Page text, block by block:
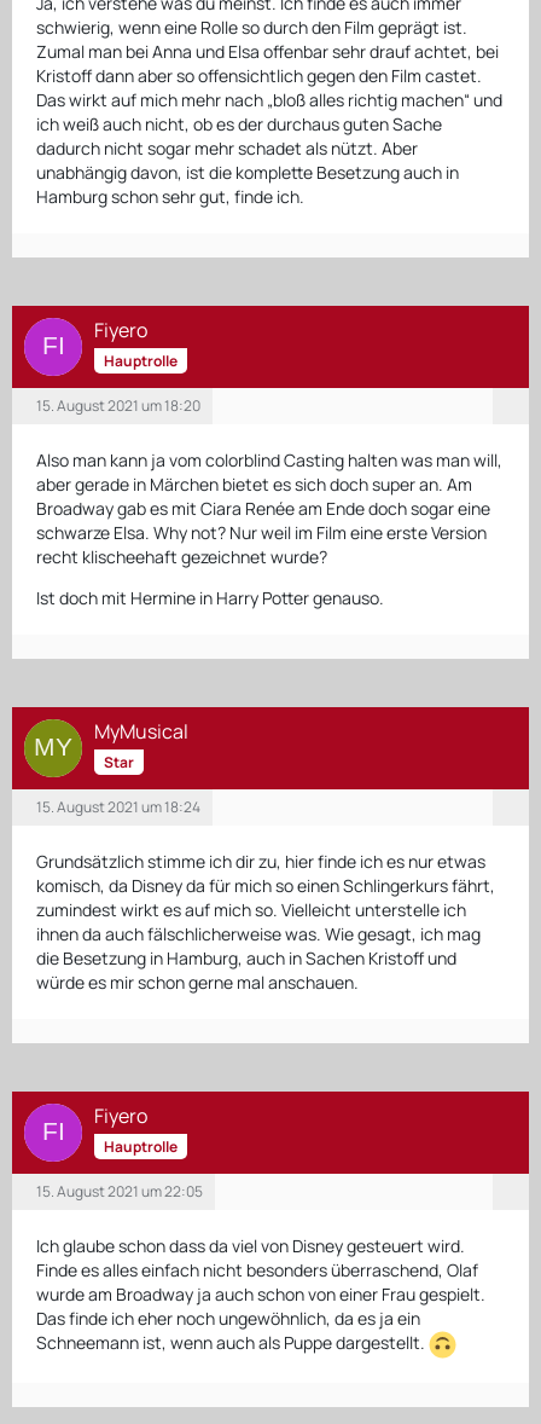
schwierig, wenn eine Rolle so durch den Film geprägt ist.
Zumal man bei Anna und Elsa offenbar sehr drauf achtet, bei
Kristoff dann aber so offensichtlich gegen den Film castet.
Das wirkt auf mich mehr nach „bloß alles richtig machen“ und
ich weiß auch nicht, ob es der durchaus guten Sache
dadurch nicht sogar mehr schadet als nützt. Aber
unabhängig davon, ist die komplette Besetzung auch in
Hamburg schon sehr gut, finde ich.
Fiyero
Hauptrolle
15. August 2021 um 18:20
Also man kann ja vom colorblind Casting halten was man will,
aber gerade in Märchen bietet es sich doch super an. Am
Broadway gab es mit Ciara Renée am Ende doch sogar eine
schwarze Elsa. Why not? Nur weil im Film eine erste Version
recht klischeehaft gezeichnet wurde?
Ist doch mit Hermine in Harry Potter genauso.
MyMusical
Star
15. August 2021 um 18:24
Grundsätzlich stimme ich dir zu, hier finde ich es nur etwas
komisch, da Disney da für mich so einen Schlingerkurs fährt,
zumindest wirkt es auf mich so. Vielleicht unterstelle ich
ihnen da auch fälschlicherweise was. Wie gesagt, ich mag
die Besetzung in Hamburg, auch in Sachen Kristoff und
würde es mir schon gerne mal anschauen.
Fiyero
Hauptrolle
15. August 2021 um 22:05
Ich glaube schon dass da viel von Disney gesteuert wird.
Finde es alles einfach nicht besonders überraschend, Olaf
wurde am Broadway ja auch schon von einer Frau gespielt.
Das finde ich eher noch ungewöhnlich, da es ja ein
Schneemann ist, wenn auch als Puppe dargestellt.